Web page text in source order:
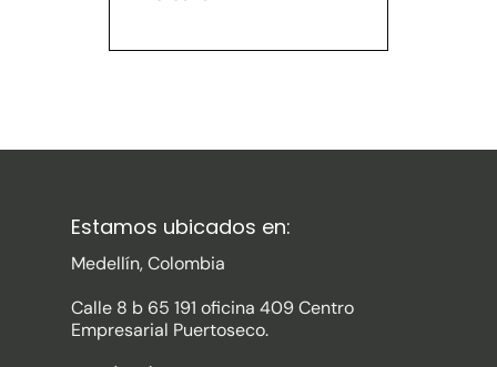
Estamos ubicados en:
Medellín, Colombia
Calle 8 b 65 191 oficina 409 Centro
Empresarial Puertoseco.